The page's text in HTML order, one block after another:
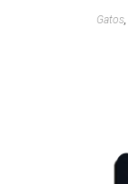
Gatos,